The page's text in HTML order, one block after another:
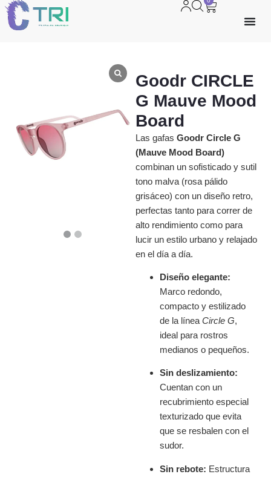
Goodr CIRCLE
G Mauve Mood
Board
Las gafas Goodr Circle G
(Mauve Mood Board)
combinan un sofisticado y sutil
tono malva (rosa pálido
grisáceo) con un diseño retro,
perfectas tanto para correr de
alto rendimiento como para
lucir un estilo urbano y relajado
en el día a día.
Diseño elegante:
Marco redondo,
compacto y estilizado
de la línea Circle G,
ideal para rostros
medianos o pequeños.
Sin deslizamiento:
Cuentan con un
recubrimiento especial
texturizado que evita
que se resbalen con el
sudor.
Sin rebote: Estructura